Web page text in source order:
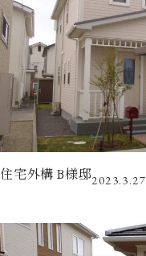
住宅外構 B様邸2023.3.27